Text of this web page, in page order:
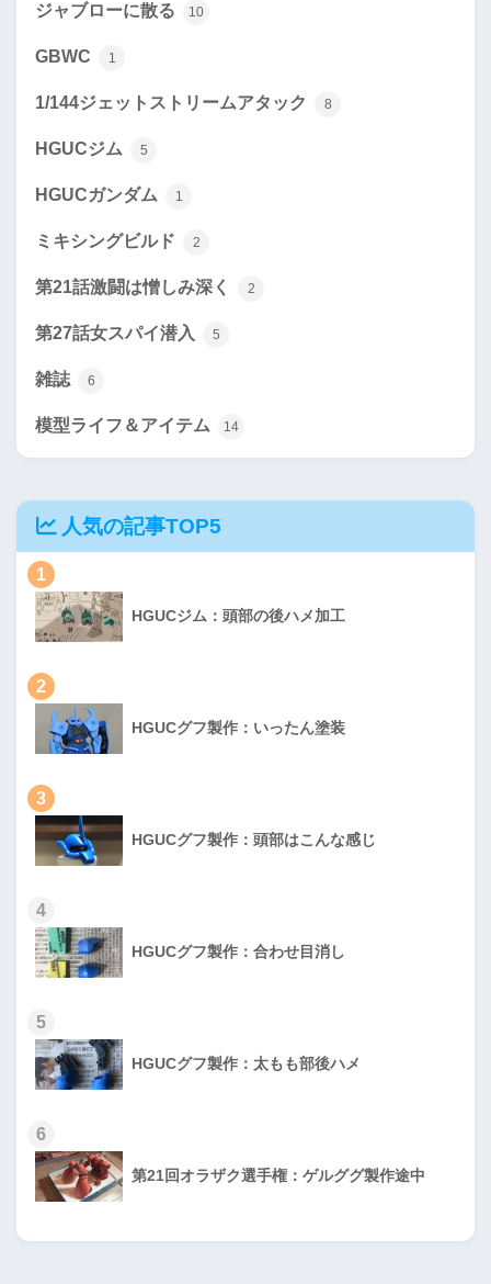
ジャブローに散る 10
GBWC 1
1/144ジェットストリームアタック 8
HGUCジム 5
HGUCガンダム 1
ミキシングビルド 2
第21話激闘は憎しみ深く 2
第27話女スパイ潜入 5
雑誌 6
模型ライフ＆アイテム 14
人気の記事TOP5
1
HGUCジム：頭部の後ハメ加工
2
HGUCグフ製作：いったん塗装
3
HGUCグフ製作：頭部はこんな感じ
4
HGUCグフ製作：合わせ目消し
5
HGUCグフ製作：太もも部後ハメ
6
第21回オラザク選手権：ゲルググ製作途中